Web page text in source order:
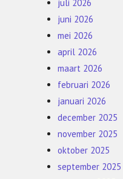
juli 2026
juni 2026
mei 2026
april 2026
maart 2026
februari 2026
januari 2026
december 2025
november 2025
oktober 2025
september 2025